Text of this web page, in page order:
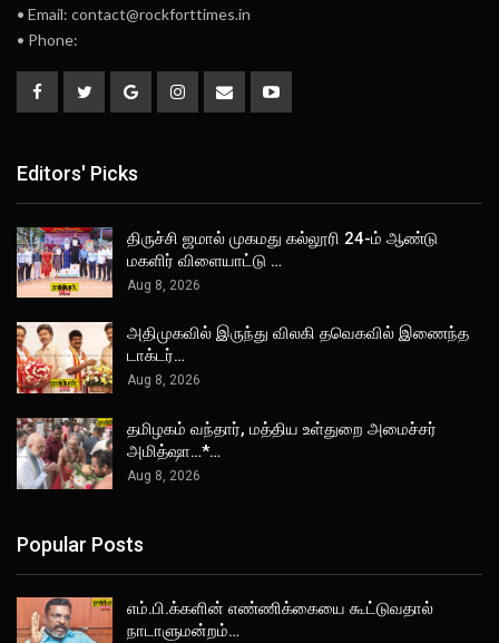
• Email: contact@rockforttimes.in
• Phone:
Editors' Picks
திருச்சி ஜமால் முகமது கல்லூரி 24-ம் ஆண்டு
மகளிர் விளையாட்டு …
Aug 8, 2026
அதிமுகவில் இருந்து விலகி தவெகவில் இணைந்த
டாக்டர்…
Aug 8, 2026
தமிழகம் வந்தார், மத்திய உள்துறை அமைச்சர்
அமித்ஷா…*…
Aug 8, 2026
Popular Posts
எம்.பி.க்களின் எண்ணிக்கையை கூட்டுவதால்
நாடாளுமன்றம்…